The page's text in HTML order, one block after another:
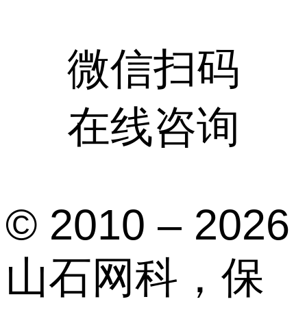
微信扫码
在线咨询
© 2010 – 2026
山石网科，保